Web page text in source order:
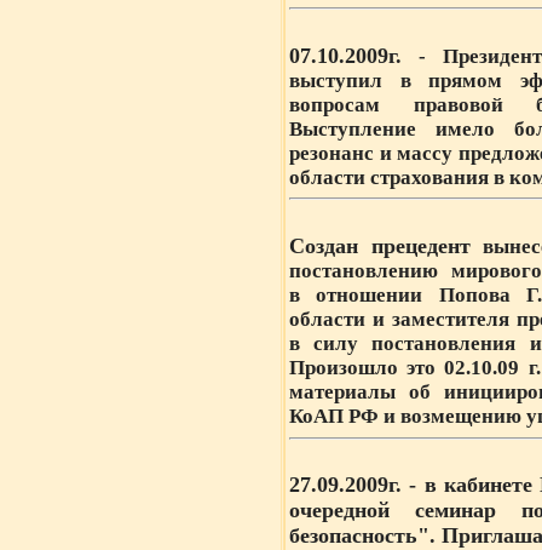
07.10.2009г. -
выступил в прямом
вопросам правовой
Выступление имело
резонанс и массу
области страхования в
Создан прецедент
постановлению
в отношении Попова
области и заместителя
в силу
Произошло это 02.10.09
материалы об
КоАП РФ и возмещению
27.09.2009г. - в
очередной семинар
безопасность".